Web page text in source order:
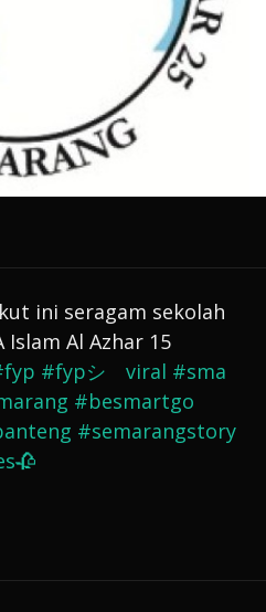
ini seragam sekolah
Al Azhar 15
#fypシ゚viral #sma
#besmartgo
#semarangstory